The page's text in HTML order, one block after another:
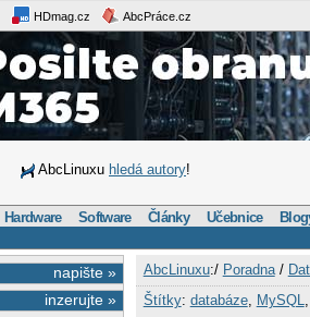
HDmag.cz AbcPráce.cz
AbcLinuxu hledá autory!
Hardware Software Články Učebnice
napište »
inzerujte »
AbcLinuxu:/ Poradna/
Štítky: databáze, MySQL